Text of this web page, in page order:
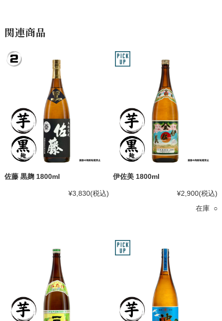
関連商品
佐藤 黒麹 1800ml
¥3,830(税込)
伊佐美 1800ml
¥2,900(税込)
在庫 ○